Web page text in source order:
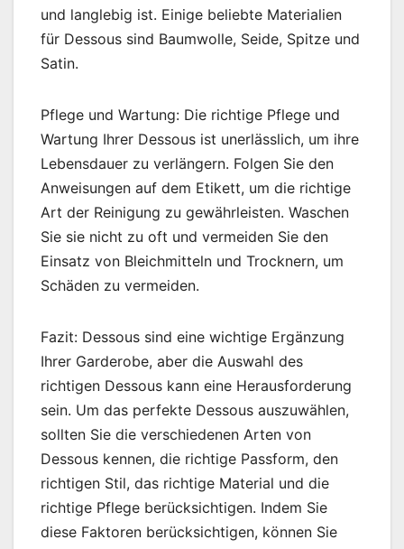
und langlebig ist. Einige beliebte Materialien
für Dessous sind Baumwolle, Seide, Spitze und
Satin.
Pflege und Wartung: Die richtige Pflege und
Wartung Ihrer Dessous ist unerlässlich, um ihre
Lebensdauer zu verlängern. Folgen Sie den
Anweisungen auf dem Etikett, um die richtige
Art der Reinigung zu gewährleisten. Waschen
Sie sie nicht zu oft und vermeiden Sie den
Einsatz von Bleichmitteln und Trocknern, um
Schäden zu vermeiden.
Fazit: Dessous sind eine wichtige Ergänzung
Ihrer Garderobe, aber die Auswahl des
richtigen Dessous kann eine Herausforderung
sein. Um das perfekte Dessous auszuwählen,
sollten Sie die verschiedenen Arten von
Dessous kennen, die richtige Passform, den
richtigen Stil, das richtige Material und die
richtige Pflege berücksichtigen. Indem Sie
diese Faktoren berücksichtigen, können Sie